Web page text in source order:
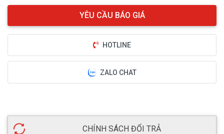
HOTLINE
ZALO CHAT
CHÍNH SÁCH ĐỔI TRẢ